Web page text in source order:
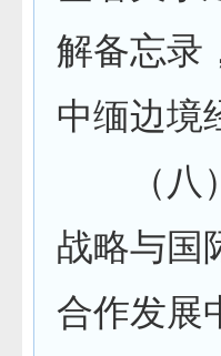
解备忘录
中缅边境
（八）
战略与国
合作发展